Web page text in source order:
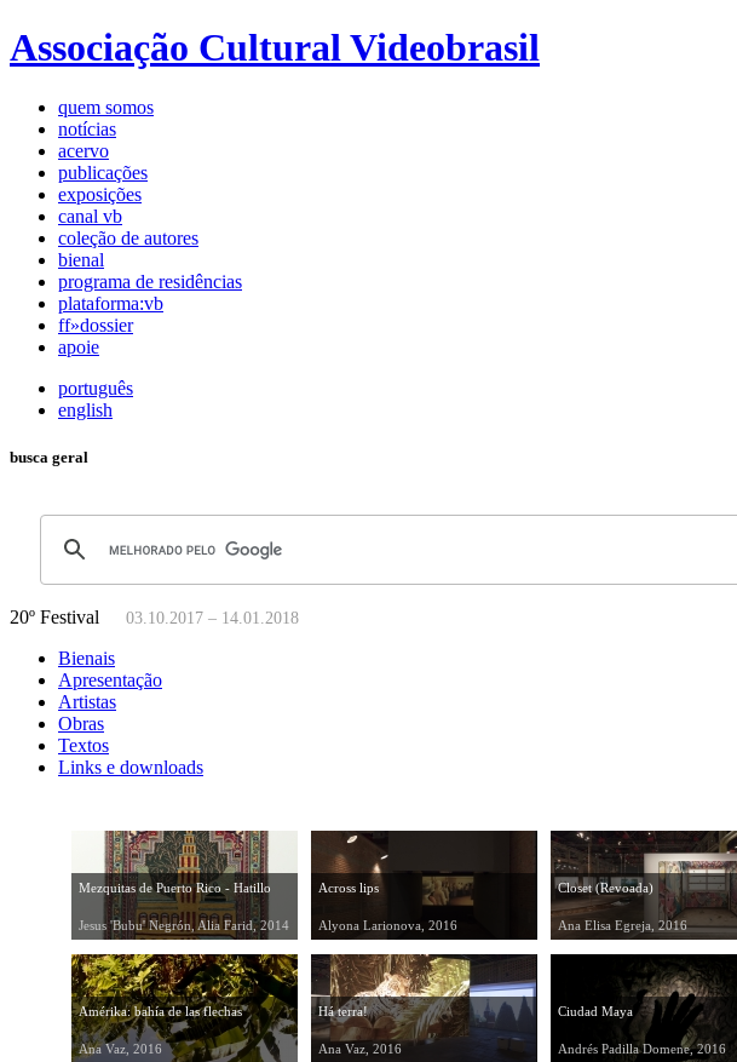
Associação Cultural Videobrasil
quem somos
notícias
acervo
publicações
exposições
canal vb
coleção de autores
bienal
programa de residências
plataforma:vb
ff»dossier
apoie
português
english
busca geral
20º Festival 03.10.2017 – 14.01.2018
Bienais
Apresentação
Artistas
Obras
Textos
Links e downloads
Mezquitas de Puerto Rico - Hatillo
Jesus 'Bubu' Negrón, Alia Farid, 2014
Across lips
Alyona Larionova, 2016
Closet (Revoada)
Ana Elisa Egreja, 2016
Amérika: bahía de las flechas
Ana Vaz, 2016
Há terra!
Ana Vaz, 2016
Ciudad Maya
Andrés Padilla Domene, 2016